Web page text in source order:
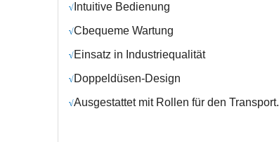
√ Intuitive Bedienung
√Cbequeme Wartung
√Einsatz in Industriequalität
√Doppeldüsen-Design
√Ausgestattet mit Rollen für den Transport.